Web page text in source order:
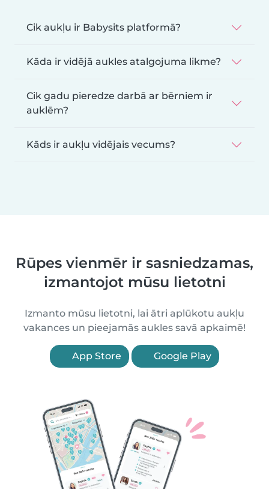
Cik aukļu ir Babysits platformā?
Kāda ir vidējā aukles atalgojuma likme?
Cik gadu pieredze darbā ar bērniem ir
auklēm?
Kāds ir aukļu vidējais vecums?
Rūpes vienmēr ir sasniedzamas,
izmantojot mūsu lietotni
Izmanto mūsu lietotni, lai ātri aplūkotu aukļu
vakances un pieejamās aukles savā apkaimē!
App Store Google Play